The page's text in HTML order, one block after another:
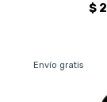
Envío gratis